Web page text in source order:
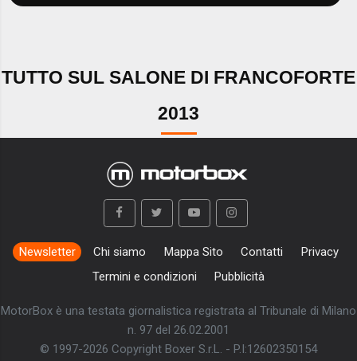
TUTTO SUL SALONE DI FRANCOFORTE
2013
Newsletter Chi siamo Mappa Sito Contatti
Privacy
Termini e condizioni
Pubblicità
MotorBox è una testata giornalistica registrata al Tribunale di Milano
n. 97 del 26.02.2001
© 1997-2026 Copyright Boxer S.r.L. - P.I:12602350154